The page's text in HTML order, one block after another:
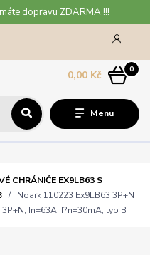
dopravu ZDARMA !!!
Menu
0
0,00 Kč
CHRÁNIČE EX9LB63 S
Noark 110223 Ex9LB63 3P+N
In=63A, I?n=30mA, typ B